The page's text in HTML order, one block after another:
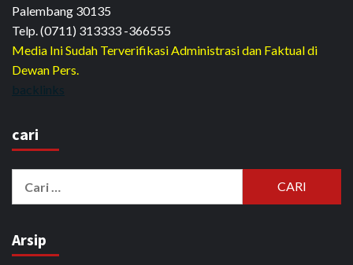
Palembang 30135
Telp. (0711) 313333 -366555
Media Ini Sudah Terverifikasi Administrasi dan Faktual di
Dewan Pers.
backlinks
cari
Arsip